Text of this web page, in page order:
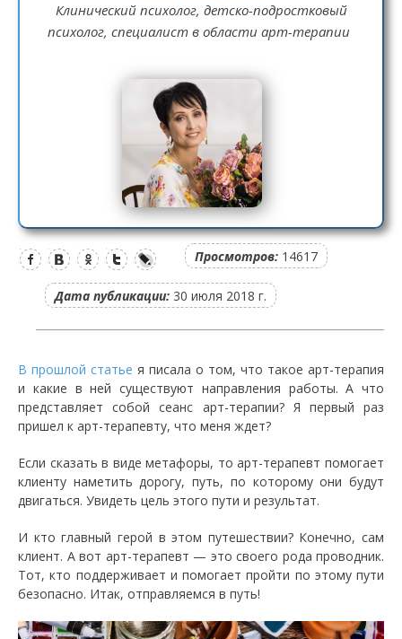
Клинический психолог, детско-подростковый
психолог, специалист в области арт-терапии
Просмотров: 14617
Дата публикации: 30 июля 2018 г.
В прошлой статье я писала о том, что такое арт-терапия
и какие в ней существуют направления работы. А что
представляет собой сеанс арт-терапии? Я первый раз
пришел к арт-терапевту, что меня ждет?
Если сказать в виде метафоры, то арт-терапевт помогает
клиенту наметить дорогу, путь, по которому они будут
двигаться. Увидеть цель этого пути и результат.
И кто главный герой в этом путешествии? Конечно, сам
клиент. А вот арт-терапевт — это своего рода проводник.
Тот, кто поддерживает и помогает пройти по этому пути
безопасно. Итак, отправляемся в путь!